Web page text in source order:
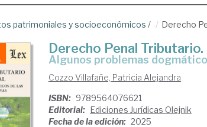
patrimoniales y socioeconómicos / Derecho
Derecho Penal
Algunos problemas
Cozzo Villafañe, Patricia Alejandra
ISBN: 9789564076621
Editorial: Ediciones Jurídicas Olejnik
Fecha de la edición: 2025